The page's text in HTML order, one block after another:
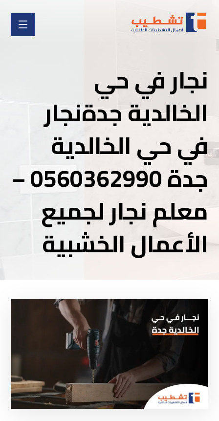
نجار في حي
الخالدية جدةنجار
في حي الخالدية
جدة 0560362990 –
معلم نجار لجميع
الأعمال الخشبية